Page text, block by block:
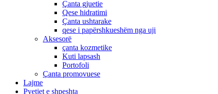
Çanta gjuetie
Qese hidratimi
Çanta ushtarake
qese i papërshkueshëm nga uji
Aksesorë
çanta kozmetike
Kuti lapsash
Portofoli
Çanta promovuese
Lajme
Pyetjet e shpeshta